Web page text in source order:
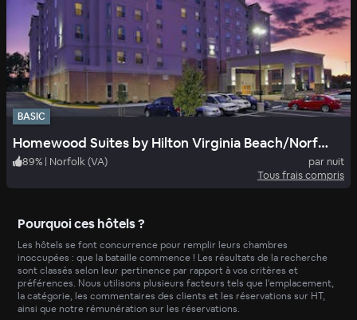
BASIC
Homewood Suites by Hilton Virginia Beach/Norfolk Airport
89% | Norfolk (VA)
par nuit
Tous frais compris
Pourquoi ces hôtels ?
Les hôtels se font concurrence pour remplir leurs chambres
inoccupées : que la bataille commence ! Les résultats de la recherche
sont classés selon leur pertinence par rapport à vos critères et
préférences. Nous utilisons plusieurs facteurs tels que l'emplacement,
la catégorie, les commentaires des clients et les réservations sur HT,
ainsi que notre rémunération sur les réservations.